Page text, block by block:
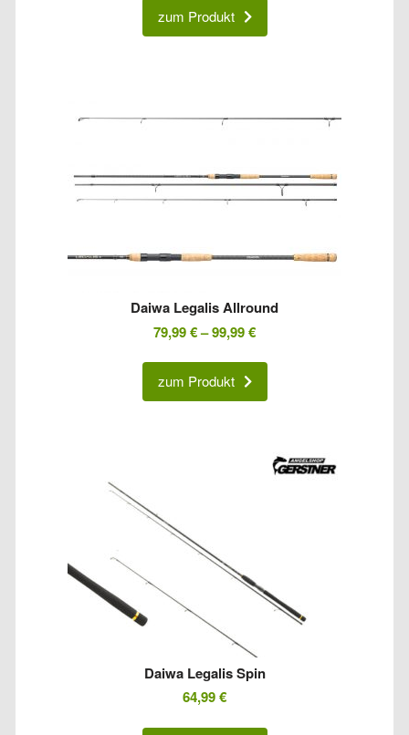
zum Produkt
Daiwa Legalis Allround
79,99€–99,99€
zum Produkt
Daiwa Legalis Spin
64,99€